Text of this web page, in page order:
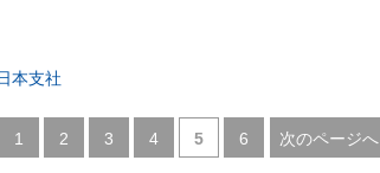
本支社
1 2 3 4 5 6 次のページへ